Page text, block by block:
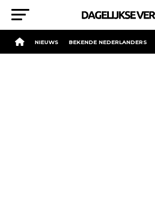
NIEUWS BEKENDE NEDERLANDERS